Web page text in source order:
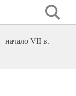
начало VII в.